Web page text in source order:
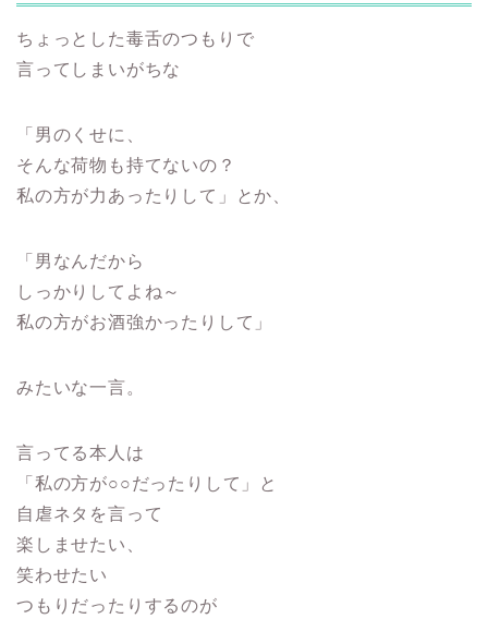
ちょっとした毒舌のつもりで
言ってしまいがちな
「男のくせに、
そんな荷物も持てないの？
私の方が力あったりして」とか、
「男なんだから
しっかりしてよね～
私の方がお酒強かったりして」
みたいな一言。
言ってる本人は
「私の方が○○だったりして」と
自虐ネタを言って
楽しませたい、
笑わせたい
つもりだったりするのが